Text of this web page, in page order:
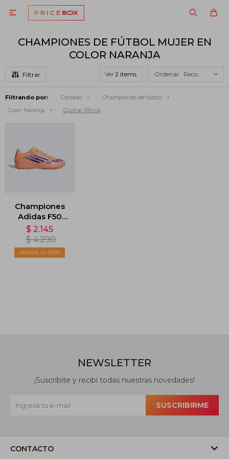

CHAMPIONES DE FÚTBOL MUJER EN
COLOR NARANJA
Ver Recomendados
Filtrando por: Calzado
Championes de fútbol
Color: Naranja Quitar filtros
Championes
Adidas F50
Club - Naranja
$ 2.145
$ 4.290
50
CONTACTO
NEWSLETTER
¡Suscribite y recibí todas nuestras novedades!
SUSCRIBIRME